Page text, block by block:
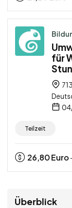
für
Teilzeit
26,80Euro
Überblick